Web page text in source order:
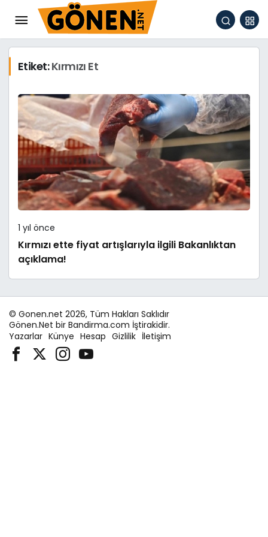
Etiket:Kırmızı Et
1 yıl önce
Kırmızı ette fiyat artışlarıyla ilgili Bakanlıktan
açıklama!
© Gonen.net 2026, Tüm Hakları Saklıdır
Gönen.Net bir Bandirma.com İştirakidir.
Yazarlar Künye Hesap Gizlilik İletişim